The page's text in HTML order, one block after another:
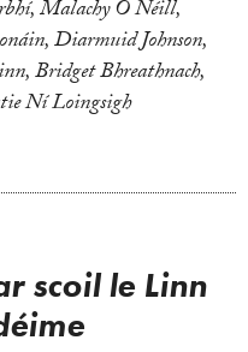
Malachy Ó Néill,
Diarmuid Johnson,
Bridget Bhreathnach,
Ní Loingsigh
scoil le Linn